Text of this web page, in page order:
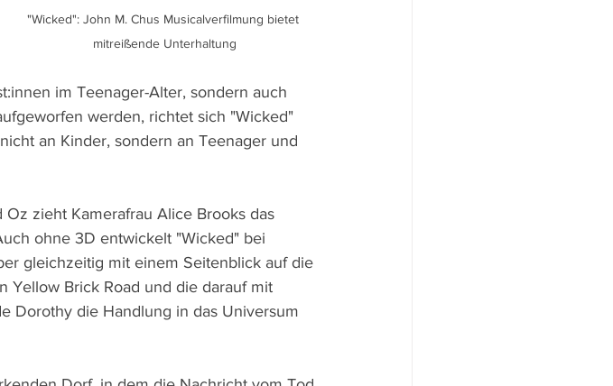
"Wicked": John M. Chus Musicalverfilmung bietet
mitreißende Unterhaltung
im Teenager-Alter, sondern auch
werden, richtet sich "Wicked"
an Kinder, sondern an Teenager und
zieht Kamerafrau Alice Brooks das
ohne 3D entwickelt "Wicked" bei
gleichzeitig mit einem Seitenblick auf die
Yellow Brick Road und die darauf mit
Dorothy die Handlung in das Universum